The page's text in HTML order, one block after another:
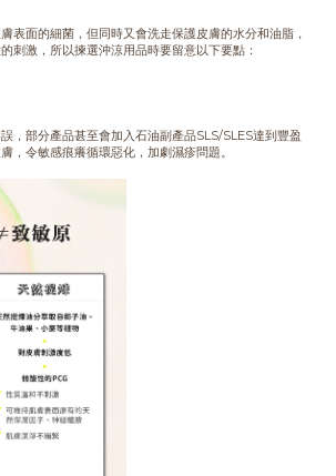
表面的細菌，但同時又會洗走保護皮膚的水分和油脂，
刺激，所以揀選沖涼用品時要留意以下要點：
，部分產品甚至會加入石油副產品SLS/SLES達到豐盈
，令敏感痕癢循環惡化，加劇濕疹問題。